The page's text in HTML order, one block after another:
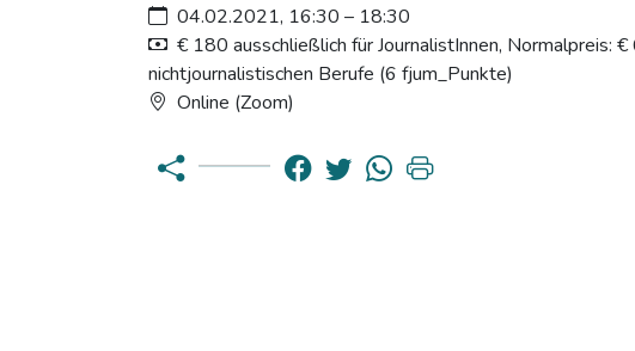
04.02.2021, 16:30 – 18:30
€ 180 ausschließlich für JournalistInnen, Normalpreis:
nichtjournalistischen Berufe (6 fjum_Punkte)
Online (Zoom)